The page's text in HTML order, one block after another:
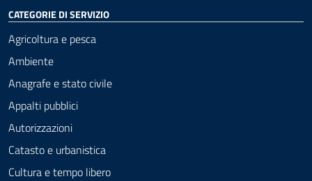
CATEGORIE DI SERVIZIO
Agricoltura e pesca
Ambiente
Anagrafe e stato civile
Appalti pubblici
Autorizzazioni
Catasto e urbanistica
Cultura e tempo libero